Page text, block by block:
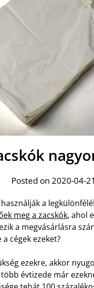
Posted on 2020-04-21
a
meg a zacskók, ahol
a megvásárlásra
cégek ezeket?
ezekre, akkor
évtizede már